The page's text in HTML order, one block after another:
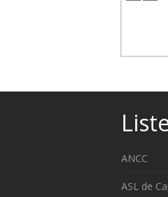
ANCC
ASL de